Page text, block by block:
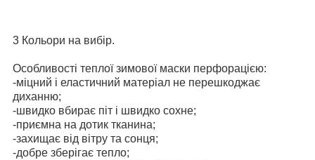
3 Кольори на вибір.
Особливості теплої зимової маски перфорацією:
-міцний і еластичний матеріал не перешкоджає
диханню;
-швидко вбирає піт і швидко сохне;
-приємна на дотик тканина;
-захищає від вітру та сонця;
-добре зберігає тепло;